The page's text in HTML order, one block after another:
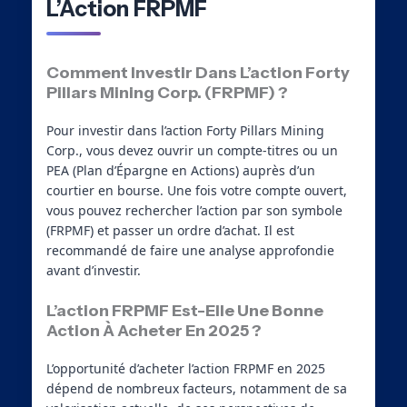
L’Action FRPMF
Comment Investir Dans L’action Forty
Pillars Mining Corp. (FRPMF) ?
Pour investir dans l’action Forty Pillars Mining
Corp., vous devez ouvrir un compte-titres ou un
PEA (Plan d’Épargne en Actions) auprès d’un
courtier en bourse. Une fois votre compte ouvert,
vous pouvez rechercher l’action par son symbole
(FRPMF) et passer un ordre d’achat. Il est
recommandé de faire une analyse approfondie
avant d’investir.
L’action FRPMF Est-Elle Une Bonne
Action À Acheter En 2025 ?
L’opportunité d’acheter l’action FRPMF en 2025
dépend de nombreux facteurs, notamment de sa